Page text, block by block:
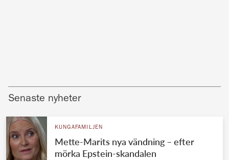
Senaste nyheter
KUNGAFAMILJEN
Mette-Marits nya vändning – efter
mörka Epstein-skandalen